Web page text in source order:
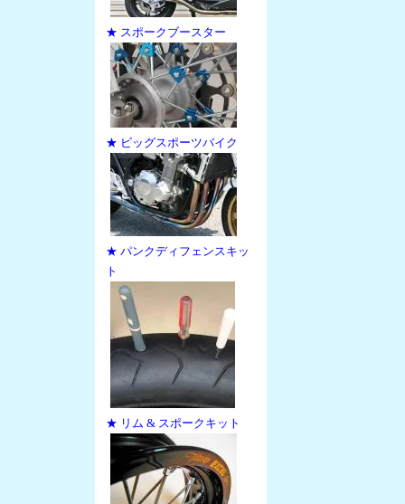
★ スポークブースター
★ ビッグスポーツバイク
★ パンクディフェンスキッ
ト
★ リム & スポークキット